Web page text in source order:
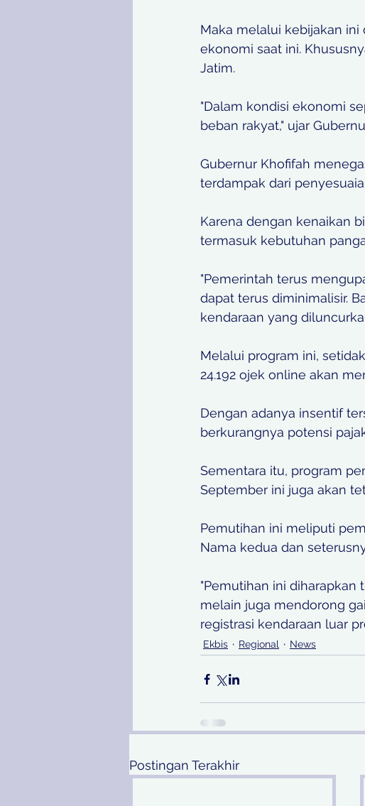
Maka melalui kebijakan
ekonomi saat ini.
Jatim.
"Dalam kondisi ekonomi
beban rakyat," ujar
Gubernur Khofifah
terdampak dari
Karena dengan kenaikan
termasuk kebutuhan
"Pemerintah terus
dapat terus diminimalisir.
kendaraan yang
Melalui program ini,
24.192 ojek online akan
Dengan adanya insentif
berkurangnya potensi
Sementara itu, program
September ini juga akan
Pemutihan ini meliputi
Nama kedua dan
"Pemutihan ini diharapkan
melain juga mendorong
registrasi kendaraan luar
Ekbis Regional News
Postingan Terakhir